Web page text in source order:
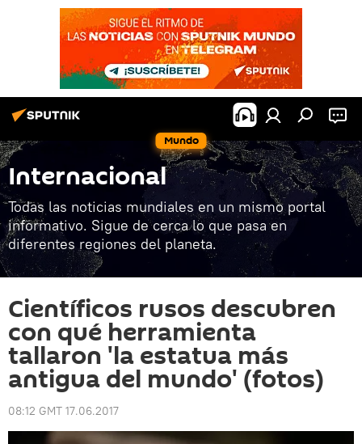
Mundo
Internacional
Todas las noticias mundiales en un mismo portal
informativo. Sigue de cerca lo que pasa en
diferentes regiones del planeta.
Científicos rusos descubren
con qué herramienta
tallaron 'la estatua más
antigua del mundo' (fotos)
08:12 GMT 17.06.2017